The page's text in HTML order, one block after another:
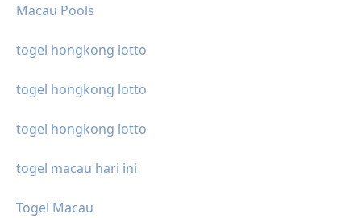
Macau Pools
togel hongkong lotto
togel hongkong lotto
togel hongkong lotto
togel macau hari ini
Togel Macau